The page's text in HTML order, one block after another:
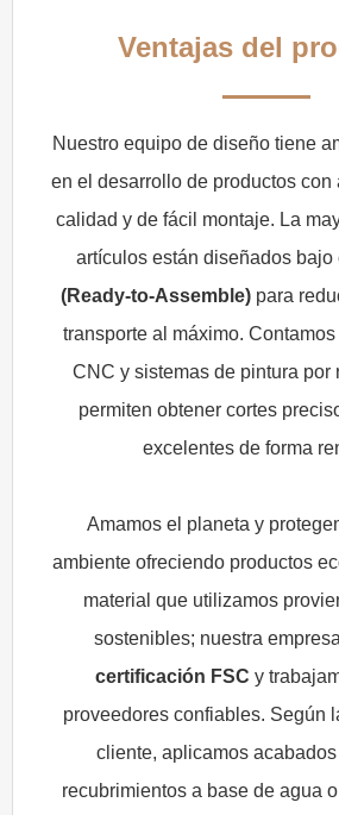
Ventajas del
Nuestro equipo de diseño tiene
en el desarrollo de productos con
calidad y de fácil montaje. La
artículos están diseñados bajo
(Ready-to-Assemble) para
transporte al máximo.
CNC y sistemas de pintura por
permiten obtener cortes
excelentes de forma
Amamos el planeta y
ambiente ofreciendo productos
material que utilizamos
sostenibles; nuestra
certificación FSC y
proveedores confiables. Según
cliente, aplicamos
recubrimientos a base de agua